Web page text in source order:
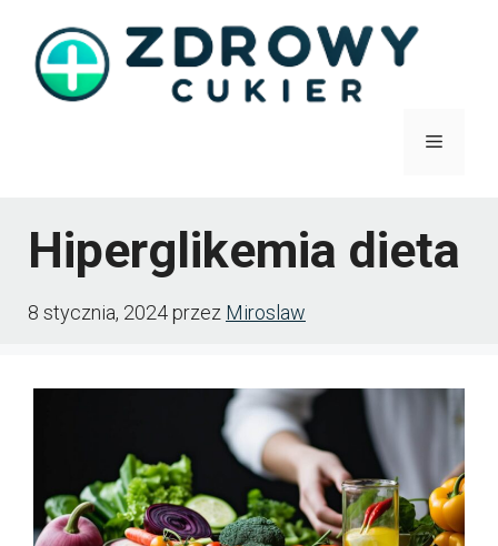
treści
Menu
Hiperglikemia dieta
8 stycznia, 2024przez Miroslaw